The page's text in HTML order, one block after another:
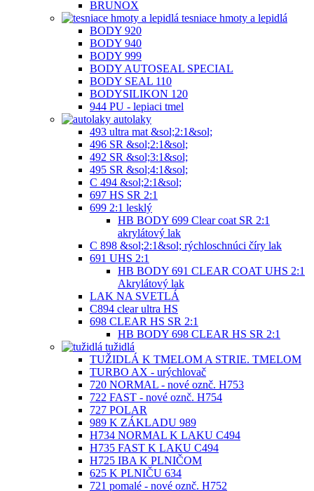
BRUNOX
tesniace hmoty a lepidlá
BODY 920
BODY 940
BODY 999
BODY AUTOSEAL SPECIAL
BODY SEAL 110
BODYSILIKON 120
944 PU - lepiaci tmel
autolaky
493 ultra mat &sol;2:1&sol;
496 SR &sol;2:1&sol;
492 SR &sol;3:1&sol;
495 SR &sol;4:1&sol;
C 494 &sol;2:1&sol;
697 HS SR 2:1
699 2:1 lesklý
HB BODY 699 Clear coat SR 2:1
akrylátový lak
C 898 &sol;2:1&sol; rýchloschnúci číry lak
691 UHS 2:1
HB BODY 691 CLEAR COAT UHS 2:1
Akrylátový lak
LAK NA SVETLÁ
C894 clear ultra HS
698 CLEAR HS SR 2:1
HB BODY 698 CLEAR HS SR 2:1
tužidlá
TUŽIDLÁ K TMELOM A STRIE. TMELOM
TURBO AX - urýchlovač
720 NORMAL - nové oznč. H753
722 FAST - nové oznč. H754
727 POLAR
989 K ZÁKLADU 989
H734 NORMAL K LAKU C494
H735 FAST K LAKU C494
H725 IBA K PLNIČOM
625 K PLNIČU 634
721 pomalé - nové oznč. H752